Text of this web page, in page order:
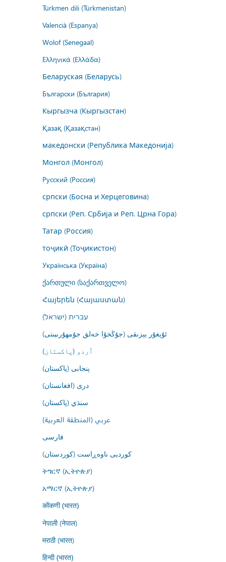
Türkmen dili (Türkmenistan)
Valencià (Espanya)
Wolof (Senegaal)
Ελληνικά (Ελλάδα)
Беларуская (Беларусь)
Български (България)
Кыргызча (Кыргызстан)
Қазақ (Қазақстан)
македонски (Република Македонија)
Монгол (Монгол)
Русский (Россия)
српски (Босна и Херцеговина)
српски (Реп. Србија и Реп. Црна Гора)
Татар (Россия)
тоҷикӣ (Тоҷикистон)
Українська (Україна)
ქართული (საქართველო)
Հայերեն (Հայաստան)
עברית (ישראל)
ئۇيغۇر يېزىقى (جۇڭخۇا خەلق جۇمھۇرىيىتى)
اُردو (پاکستان)
پنجابی (پاکستان)
درى (افغانستان)
سنڌي (پاکستان)
عربي (المنطقة العربية)
فارسى
کوردیی ناوەڕاست (کوردستان)
ትግርኛ (ኢትዮጵያ)
አማርኛ (ኢትዮጵያ)
कोंकणी (भारत)
नेपाली (नेपाल)
मराठी (भारत)
हिन्दी (भारत)